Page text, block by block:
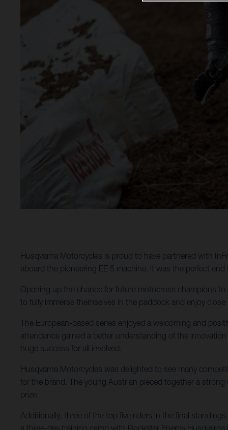
Husqvarna Motorcycles is proud to have partnered with
aboard the pioneering EE 5 machine, it was the perfect
Opening up the chance for future motocross champions
to fully immerse themselves in the paddock and enjoy
The European-based series enjoyed a welcoming and
attendance gained a better understanding of the
huge success for all involved.
Husqvarna Motorcycles was delighted to see many
for the brand. The young Austrian pieced together a
prize.
Additionally, three of the top five riders in the final
a three-day training camp with Rockstar Energy